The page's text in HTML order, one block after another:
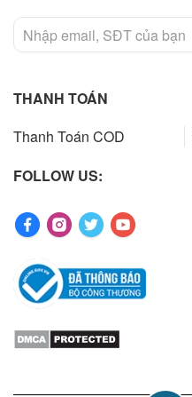
THANH TOÁN
Thanh Toán COD
FOLLOW US: